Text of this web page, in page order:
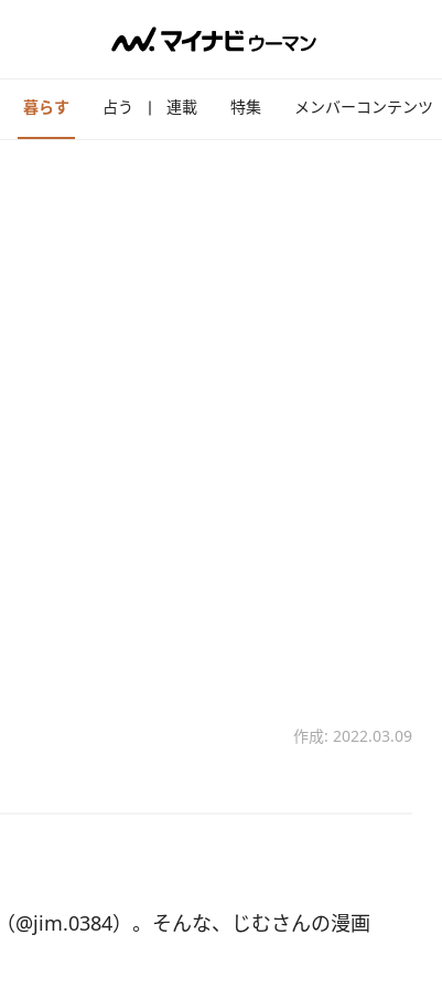
暮らす 占う 連載 特集 メンバーコンテンツ
作成: 2022.03.09
）。そんな、じむさんの漫画